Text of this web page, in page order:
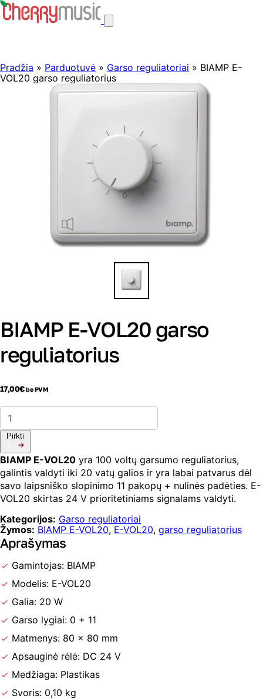
Pradžia » Parduotuvė » Garso reguliatoriai » BIAMP E-
VOL20 garso reguliatorius
BIAMP E-VOL20 garso
reguliatorius
17,00€ be PVM
produkto
kiekis:
BIAMP
E-
VOL20
garso
reguliatorius
Pirkti
BIAMP E-VOL20 yra 100 voltų garsumo reguliatorius,
galintis valdyti iki 20 vatų galios ir yra labai patvarus dėl
savo laipsniško slopinimo 11 pakopų + nulinės padėties. E-
VOL20 skirtas 24 V prioritetiniams signalams valdyti.
Kategorijos: Garso reguliatoriai
Žymos: BIAMP E-VOL20, E-VOL20, garso reguliatorius
Aprašymas
Gamintojas: BIAMP
Modelis: E-VOL20
Galia: 20 W
Garso lygiai: 0 + 11
Matmenys: 80 x 80 mm
Apsauginė rėlė: DC 24 V
Medžiaga: Plastikas
Svoris: 0,10 kg